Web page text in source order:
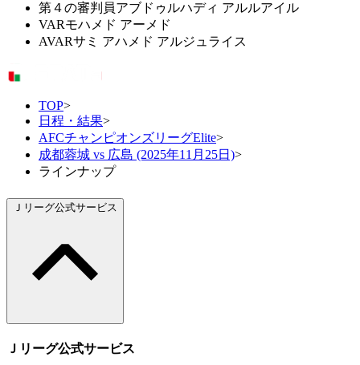
第４の審判員アブドゥルハディ アルルアイル
VARモハメド アーメド
AVARサミ アハメド アルジュライス
TOP>
日程・結果>
AFCチャンピオンズリーグElite>
成都蓉城 vs 広島 (2025年11月25日)>
ラインナップ
Ｊリーグ公式サービス
Ｊリーグ公式サービス